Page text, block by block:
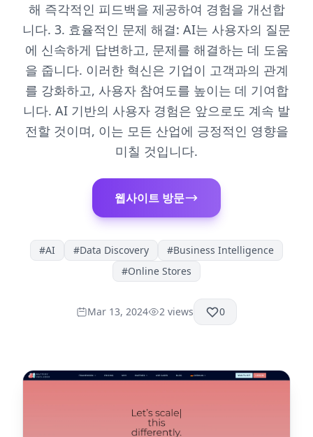
해 즉각적인 피드백을 제공하여 경험을 개선합
니다. 3. 효율적인 문제 해결: AI는 사용자의 질문
에 신속하게 답변하고, 문제를 해결하는 데 도움
을 줍니다. 이러한 혁신은 기업이 고객과의 관계
를 강화하고, 사용자 참여도를 높이는 데 기여합
니다. AI 기반의 사용자 경험은 앞으로도 계속 발
전할 것이며, 이는 모든 산업에 긍정적인 영향을
미칠 것입니다.
웹사이트 방문
#AI #Data Discovery #Business Intelligence
#Online Stores
Mar 13, 2024 2 views 0